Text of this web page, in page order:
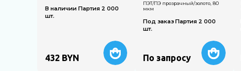
В наличии Партия 2 000
шт.
432 BYN
ПЭТ/ПЭ прозрачный/золото, 80
мкм
Под заказ Партия 2 000
шт.
По запросу